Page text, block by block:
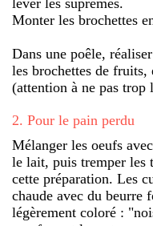
Monter les brochettes
Dans une poêle,
les brochettes de
(attention à ne pas trop
2. Pour le pain perdu
Mélanger les oeufs
le lait, puis tremper les
cette préparation. Les
chaude avec du beurre
légèrement coloré :